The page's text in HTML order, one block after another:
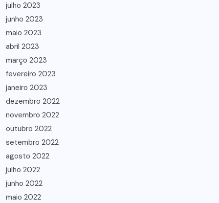
julho 2023
junho 2023
maio 2023
abril 2023
março 2023
fevereiro 2023
janeiro 2023
dezembro 2022
novembro 2022
outubro 2022
setembro 2022
agosto 2022
julho 2022
junho 2022
maio 2022